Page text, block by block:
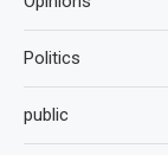
Politics
public